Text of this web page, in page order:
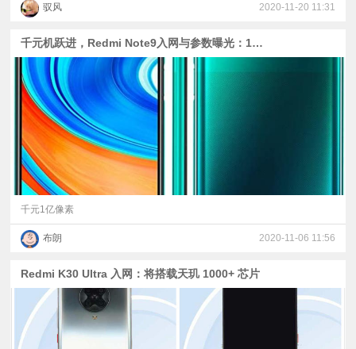
驭风 2020-11-20 11:31
千元机跃进，Redmi Note9入网与参数曝光：1亿像素+120Hz高刷
千元1亿像素
布朗 2020-11-06 11:56
Redmi K30 Ultra 入网：将搭载天玑 1000+ 芯片